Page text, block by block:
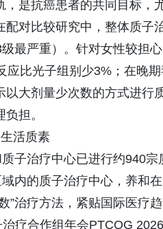
，是抗癌患者的共同目标，
配对比较研究中，整体质子
最严重）。针对女性较担
应比光子组别少3%；在晚
以大剂量少次数的方式进行
担。
活质素
子治疗中心已进行约940
内的质子治疗中心，养和
”治疗方法，紧贴国际医疗
疗合作组年会PTCOG